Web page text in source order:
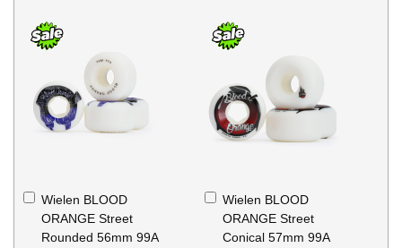
Wielen BLOOD
ORANGE Street
Rounded 56mm 99A
In
Winkelwagen
Wielen BLOOD
ORANGE Street
Conical 57mm 99A
In
Winkelwagen